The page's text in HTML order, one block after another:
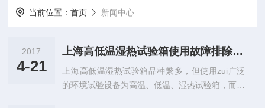
当前位置：首页 新闻中心
2017
4-21
上海高低温湿热试验箱使用故障排除方法
上海高低温湿热试验箱品种繁多，但使用zui广泛
的环境试验设备为高温、低温、湿热试验箱，而现